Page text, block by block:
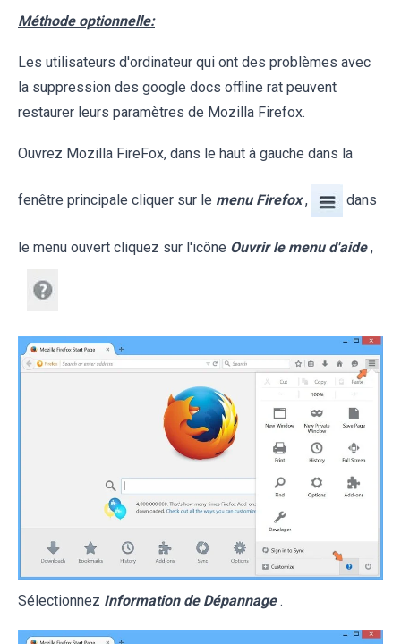
Méthode optionnelle:
Les utilisateurs d'ordinateur qui ont des problèmes avec
la suppression des google docs offline rat peuvent
restaurer leurs paramètres de Mozilla Firefox.
Ouvrez Mozilla FireFox, dans le haut à gauche dans la
fenêtre principale cliquer sur le menu Firefox , dans
le menu ouvert cliquez sur l'icône Ouvrir le menu d'aide ,
Sélectionnez Information de Dépannage .